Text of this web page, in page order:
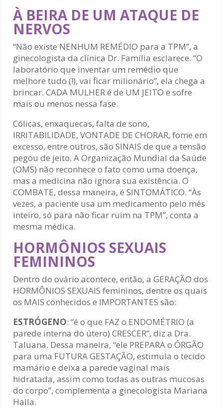
À BEIRA DE UM ATAQUE DE
NERVOS
“Não existe NENHUM REMÉDIO para a TPM”, a
ginecologista da clínica Dr. Família esclarece. “O
laboratório que inventar um remédio que
melhore tudo (!), vai ficar milionário”, ela chega a
brincar. CADA MULHER é de UM JEITO e sofre
mais ou menos nessa fase.
Cólicas, enxaquecas, falta de sono,
IRRITABILIDADE, VONTADE DE CHORAR, fome em
excesso, entre outros, são SINAIS de que a tensão
pegou de jeito. A Organização Mundial da Saúde
(OMS) não reconhece o fato como uma doença,
mas a medicina não ignora sua existência. O
COMBATE, dessa maneira, é SINTOMÁTICO. “Às
vezes, a paciente usa um medicamento pelo mês
inteiro, só para não ficar ruim na TPM”, conta a
mesma médica.
HORMÔNIOS SEXUAIS
FEMININOS
Dentro do ovário acontece, então, a GERAÇÃO dos
HORMÔNIOS SEXUAIS femininos, dentre os quais
os MAIS conhecidos e IMPORTANTES são:
ESTRÓGENO: “é o que FAZ o ENDOMÉTRIO (a
parede interna do útero) CRESCER”, diz a Dra.
Taluana. Dessa maneira, “ele PREPARA o ÓRGÃO
para uma FUTURA GESTAÇÃO, estimula o tecido
mamário e deixa a parede vaginal mais
hidratada, assim como todas as outras mucosas
do corpo”, complementa a ginecologista Mariana
Halla.